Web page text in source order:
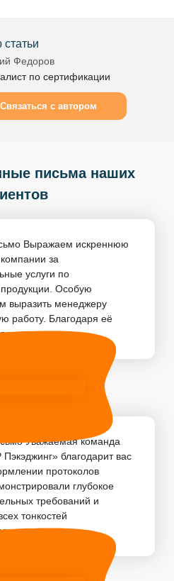
статьи
Федоров
по сертификации
Связаться с автором
письма наших
Выражаем искреннюю
за
услуги по
Особую
выразить менеджеру
работу. Благодаря её
пр...
Уважаемая команда
благодарит вас
протоколов
глубокое
требований и
тонкостей